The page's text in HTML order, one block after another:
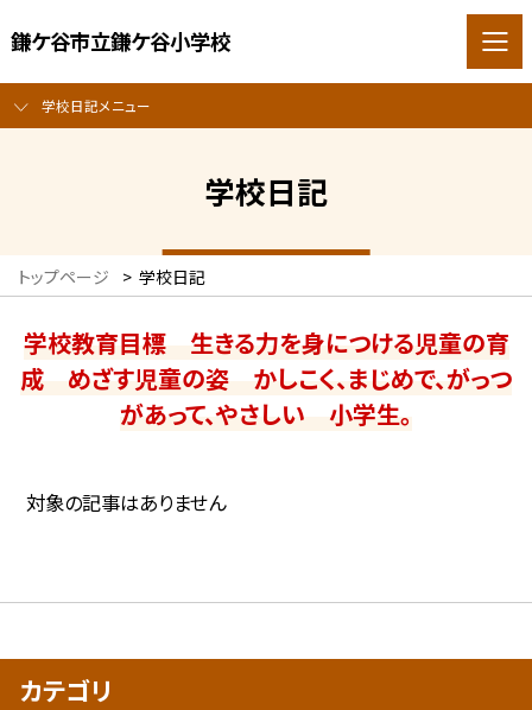
鎌ケ谷市立鎌ケ谷小学校
学校日記メニュー
学校日記
トップページ > 学校日記
学校教育目標 生きる力を身につける児童の育
成 めざす児童の姿 かしこく、まじめで、がっつ
があって、やさしい 小学生。
対象の記事はありません
カテゴリ